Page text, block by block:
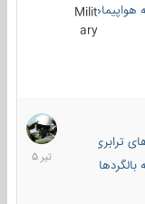
Milit
ary
ترابری
22
تیر
1405